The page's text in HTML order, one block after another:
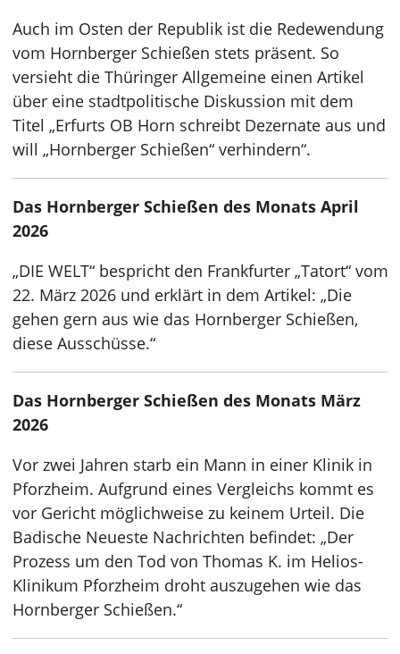
Auch im Osten der Republik ist die Redewendung
vom Hornberger Schießen stets präsent. So
versieht die Thüringer Allgemeine einen Artikel
über eine stadtpolitische Diskussion mit dem
Titel „Erfurts OB Horn schreibt Dezernate aus und
will „Hornberger Schießen“ verhindern“.
Das Hornberger Schießen des Monats April
2026
„DIE WELT“ bespricht den Frankfurter „Tatort“ vom
22. März 2026 und erklärt in dem Artikel: „Die
gehen gern aus wie das Hornberger Schießen,
diese Ausschüsse.“
Das Hornberger Schießen des Monats März
2026
Vor zwei Jahren starb ein Mann in einer Klinik in
Pforzheim. Aufgrund eines Vergleichs kommt es
vor Gericht möglichweise zu keinem Urteil. Die
Badische Neueste Nachrichten befindet: „Der
Prozess um den Tod von Thomas K. im Helios-
Klinikum Pforzheim droht auszugehen wie das
Hornberger Schießen.“